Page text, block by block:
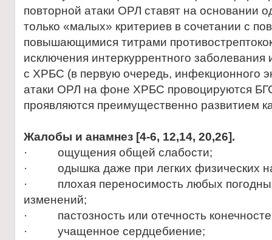
повторной атаки ОРЛ ставят на основании
только «малых» критериев в сочетании с
повышающимися титрами
исключения интеркуррентного
с ХРБС (в первую очередь, инфекционного
атаки ОРЛ на фоне ХРБС провоцируются
проявляются преимущественно развитием
Жалобы и анамнез [4-6, 12,14, 20,26].
· ощущения общей слабости;
· одышка даже при легких физических
· плохая переносимость любых
изменений;
· пастозность или отечность
· учащенное сердцебиение;